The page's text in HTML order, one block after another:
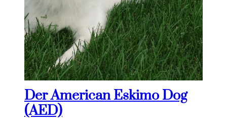
Der American Eskimo Dog
(AED)